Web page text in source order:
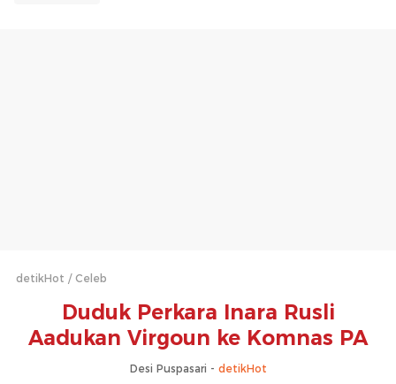
detikHot Celeb
Duduk Perkara Inara Rusli
Aadukan Virgoun ke Komnas PA
Desi Puspasari - detikHot